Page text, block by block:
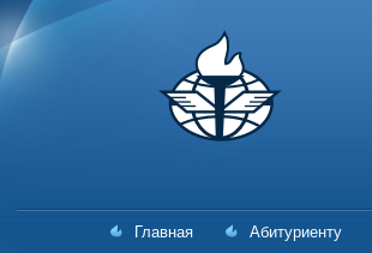
Главная Абитуриенту